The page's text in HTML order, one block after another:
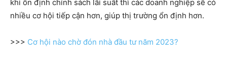
khi ổn định chính sách lãi suất thì các doanh nghiệp sẽ có
nhiều cơ hội tiếp cận hơn, giúp thị trường ổn định hơn.
>>> Cơ hội nào chờ đón nhà đầu tư năm 2023?